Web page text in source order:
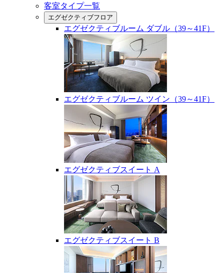
客室タイプ一覧
エグゼクティブフロア
エグゼクティブルーム ダブル（39～41F）
エグゼクティブルーム ツイン（39～41F）
エグゼクティブスイート A
エグゼクティブスイート B